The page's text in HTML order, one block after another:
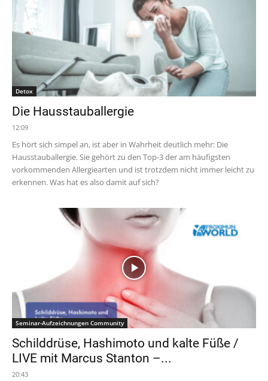
Detox
Die Hausstauballergie
12:09
Es hört sich simpel an, ist aber in Wahrheit deutlich mehr: Die
Hausstauballergie. Sie gehört zu den Top-3 der am häufigsten
vorkommenden Allergiearten und ist trotzdem nicht immer leicht zu
erkennen. Was hat es also damit auf sich?
Seminar-Aufzeichnungen Community
Schilddrüse, Hashimoto und kalte Füße /
LIVE mit Marcus Stanton –...
20:43